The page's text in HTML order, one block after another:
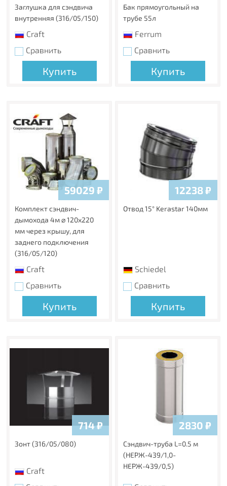
Заглушка для сэндвича
внутренняя (316/05/150)
Craft
Сравнить
Купить
Бак прямоугольный на
трубе 55л
Ferrum
Сравнить
Купить
59029 ₽
Комплект сэндвич-
дымохода 4м ⌀ 120х220
мм через крышу, для
заднего подключения
(316/05/120)
Craft
Сравнить
Купить
12238₽
Отвод 15° Kerastar 140мм
Schiedel
Сравнить
Купить
714₽
Зонт (316/05/080)
Craft
2830 ₽
Сэндвич-труба L=0.5 м
(НЕРЖ-439/1,0-
НЕРЖ-439/0,5)